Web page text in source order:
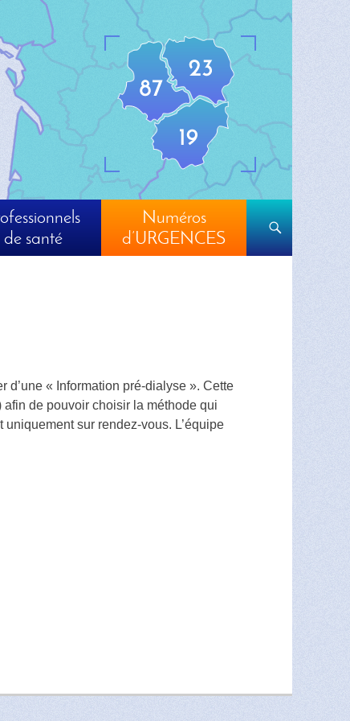
de santé
Numéros
d’URGENCES
d’une « Information pré-dialyse ». Cette
de pouvoir choisir la méthode qui
sur rendez-vous. L’équipe